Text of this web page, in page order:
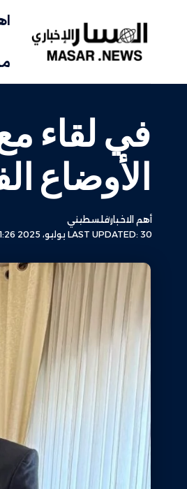
في لقاء
الأوضاع
LAST UPDATED: 30 يوليو، 2025 11:26 ص
أهم الاخبارفلسطيني